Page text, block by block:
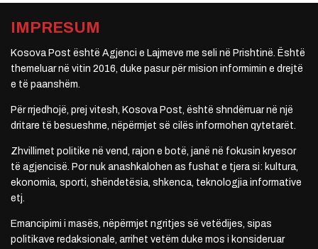
IMPRESUM
Kosova Post është Agjenci e Lajmeve me seli në Prishtinë. Është
themeluar në vitin 2016, duke pasur për mision informimin e drejtë
e të paanshëm.
Për rrjedhojë, prej vitesh, Kosova Post, është shndërruar në një
dritare të besueshme, nëpërmjet së cilës informohen qytetarët.
Zhvillimet politike në vend, rajon e botë, janë në fokusin kryesor
të agjencisë. Por nuk anashkalohen as fushat e tjera si: kultura,
ekonomia, sporti, shëndetësia, shkenca, teknologjia informative
etj.
Emancipimi i masës, nëpërmjet ngritjes së vetëdijes, sipas
politikave redaksionale, arrihet vetëm duke mos i konsideruar